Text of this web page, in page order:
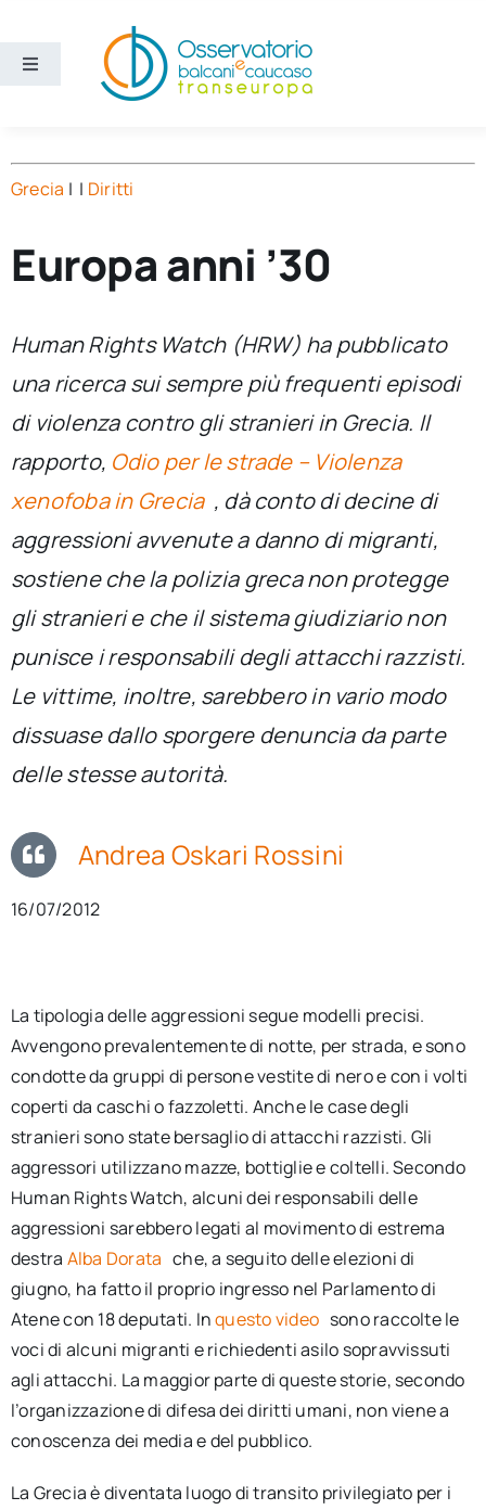
contenuto
Toggle
Temi
Ricerca e divulgazione
Sezioni
Cerca
per:
Newsletter
Ita
Grecia | | Diritti
Europa anni ’30
Human Rights Watch (HRW) ha pubblicato
una ricerca sui sempre più frequenti episodi
di violenza contro gli stranieri in Grecia. Il
rapporto, Odio per le strade – Violenza
xenofoba in Grecia , dà conto di decine di
aggressioni avvenute a danno di migranti,
sostiene che la polizia greca non protegge
gli stranieri e che il sistema giudiziario non
punisce i responsabili degli attacchi razzisti.
Le vittime, inoltre, sarebbero in vario modo
dissuase dallo sporgere denuncia da parte
delle stesse autorità.
Andrea Oskari Rossini
16/07/2012
La tipologia delle aggressioni segue modelli precisi.
Avvengono prevalentemente di notte, per strada, e sono
condotte da gruppi di persone vestite di nero e con i volti
coperti da caschi o fazzoletti. Anche le case degli
stranieri sono state bersaglio di attacchi razzisti. Gli
aggressori utilizzano mazze, bottiglie e coltelli. Secondo
Human Rights Watch, alcuni dei responsabili delle
aggressioni sarebbero legati al movimento di estrema
destra Alba Dorata che, a seguito delle elezioni di
giugno, ha fatto il proprio ingresso nel Parlamento di
Atene con 18 deputati. Inquesto video sono raccolte le
voci di alcuni migranti e richiedenti asilo sopravvissuti
agli attacchi. La maggior parte di queste storie, secondo
l’organizzazione di difesa dei diritti umani, non viene a
conoscenza dei media e del pubblico.
La Grecia è diventata luogo di transito privilegiato per i